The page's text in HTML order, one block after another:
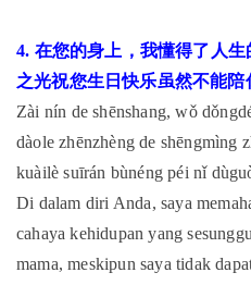
4. 在您的身上，我懂得了人
之光祝您生日快乐虽然不能
Zài nín de shēnshang, wǒ
dàole zhēnzhèng de shēngmìng
kuàilè suīrán bùnéng péi nǐ
Di dalam diri Anda, saya
cahaya kehidupan yang
mama, meskipun saya tidak